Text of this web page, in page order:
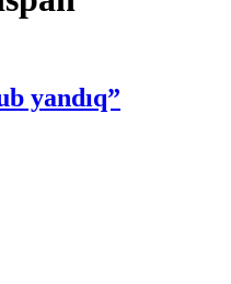
yandıq”